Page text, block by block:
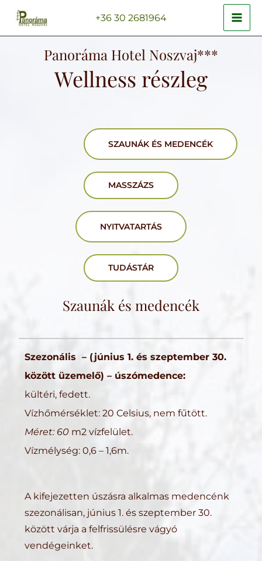
Skip
content
+36 30 2681964
Panoráma Hotel Noszvaj***
Wellness részleg
SZAUNÁK ÉS MEDENCÉK
MASSZÁZS
NYITVATARTÁS
TUDÁSTÁR
Szaunák és medencék
Szezonális – (június 1. és szeptember 30.
között üzemelő) – úszómedence:
kültéri, fedett.
Vízhőmérséklet: 20 Celsius, nem fűtött.
Méret: 60 m2 vízfelület.
Vízmélység: 0,6 – 1,6m.
A kifejezetten úszásra alkalmas medencénk
szezonálisan, június 1. és szeptember 30.
között várja a felfrissülésre vágyó
vendégeinket.